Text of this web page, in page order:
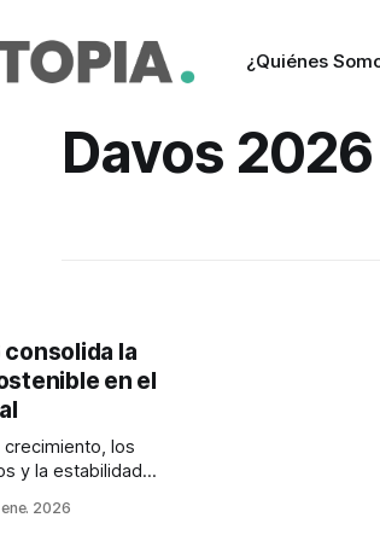
¿Quiénes
Davos 2026
la
en el
crecimiento, los
y la estabilidad
diplomático
2026